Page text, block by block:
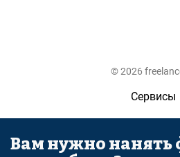
© 2026
Сервисы
Помощь
Поиск
Вам нужно нанять